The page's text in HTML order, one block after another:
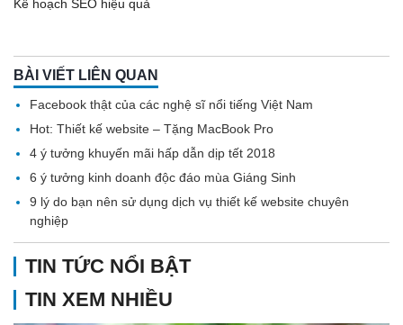
Kế hoạch SEO hiệu quả
BÀI VIẾT LIÊN QUAN
Facebook thật của các nghệ sĩ nổi tiếng Việt Nam
Hot: Thiết kế website – Tặng MacBook Pro
4 ý tưởng khuyến mãi hấp dẫn dịp tết 2018
6 ý tưởng kinh doanh độc đáo mùa Giáng Sinh
9 lý do bạn nên sử dụng dịch vụ thiết kế website chuyên
nghiệp
TIN TỨC NỔI BẬT
TIN XEM NHIỀU